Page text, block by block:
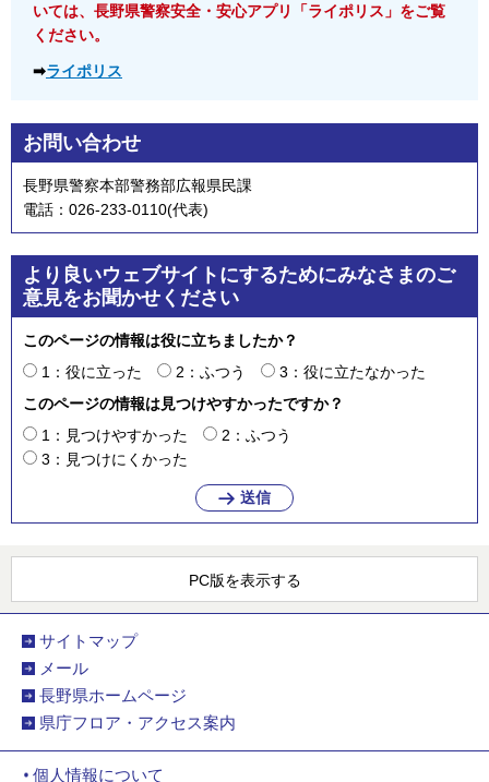
いては、長野県警察安全・安心アプリ「ライポリス」をご覧
ください。
➡ライポリス
お問い合わせ
長野県警察本部警務部広報県民課
電話：026-233-0110(代表)
より良いウェブサイトにするためにみなさまのご
意見をお聞かせください
このページの情報は役に立ちましたか？
1：役に立った
2：ふつう
3：役に立たなかった
このページの情報は見つけやすかったですか？
1：見つけやすかった
2：ふつう
3：見つけにくかった
PC版を表示する
サイトマップ
メール
長野県ホームページ
県庁フロア・アクセス案内
個人情報について